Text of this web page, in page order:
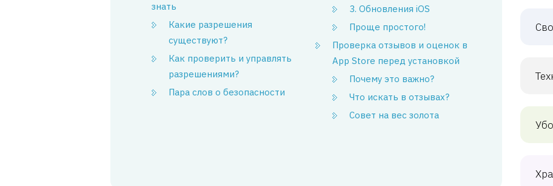
знать
Какие разрешения
существуют?
Как проверить и управлять
разрешениями?
Пара слов о безопасности
3. Обновления iOS
Проще простого!
Проверка отзывов и оценок в
App Store перед установкой
Почему это важно?
Что искать в отзывах?
Совет на вес золота